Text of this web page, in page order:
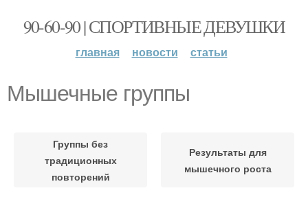
90-60-90 | СПОРТИВНЫЕ ДЕВУШКИ
главная новости статьи
Мышечные группы
Группы без
традиционных
повторений
Результаты для
мышечного роста